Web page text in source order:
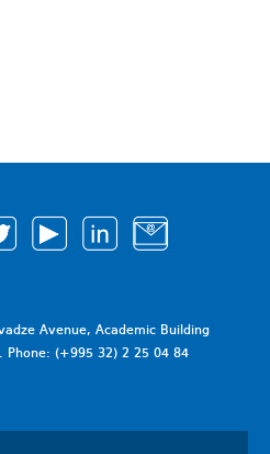
Avenue, Academic Building
Phone: (+995 32) 2 25 04 84